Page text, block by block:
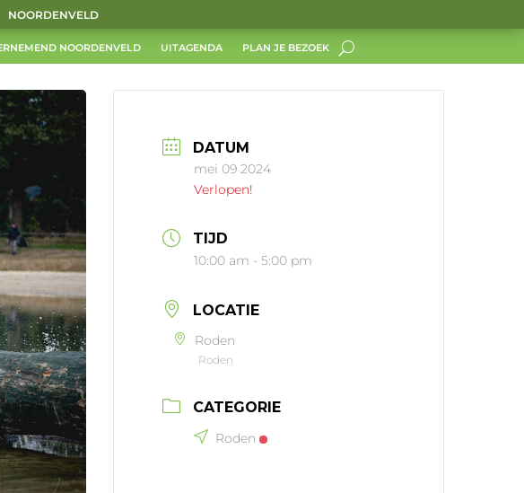
NOORDENVELD
NOORDENVELD UITAGENDA PLAN JE BEZOEK
DATUM
mei 09 2024
Verlopen!
TIJD
10:00 am - 5:00 pm
LOCATIE
Roden
Roden
CATEGORIE
Roden